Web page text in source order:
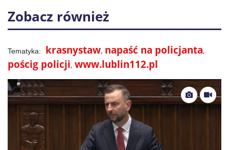
Zobacz również
krasnystaw napaść na policjanta
pościg policji www.lublin112.pl